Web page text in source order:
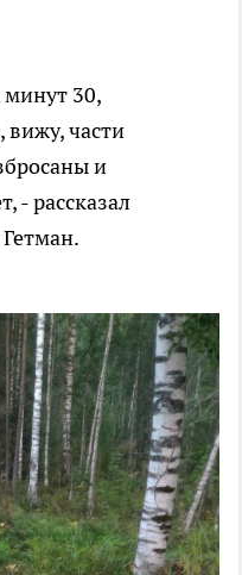
30,
вижу, части
и
- рассказал